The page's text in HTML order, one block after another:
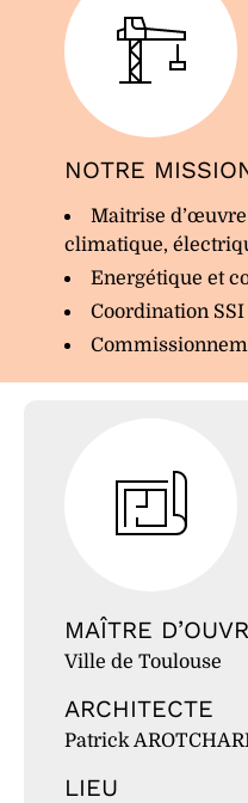
NOTRE
Maitrise
climatique,
Energétique et
Coordination SSI
MAÎTRE
Ville de Toulouse
ARCHITECTE
Patrick
LIEU